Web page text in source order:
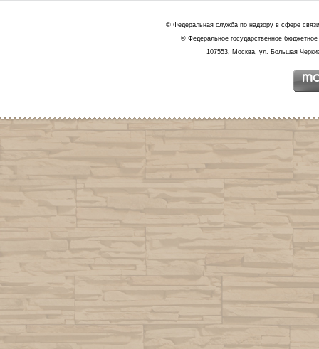
© Федеральная служба по надзору в сфере
© Федеральное государственное
107553, Москва, ул. Большая